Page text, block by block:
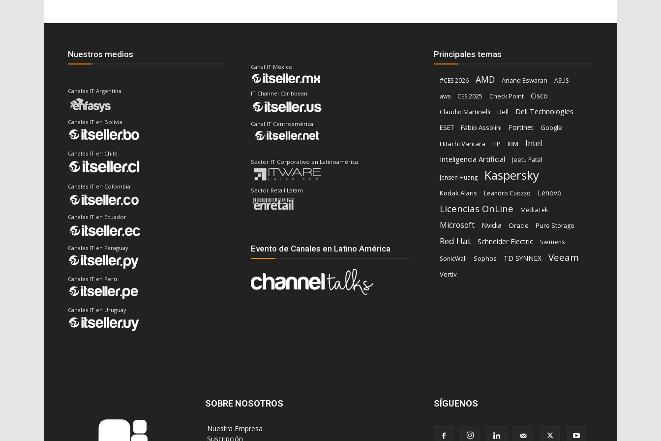
Nuestros medios
Canales IT Argentina
Canales IT en Bolivia
Canales IT en Chile
Canales IT en Colombia
Canales IT en Ecuador
Canales IT en Paraguay
Canales IT en Perú
Canales IT en Uruguay
Canal IT México
IT Channel Caribbean
Canal IT Centroamérica
Sector IT Corporativo en Latinoamérica
Sector Retail Latam
Evento de Canales en Latino América
Principales temas
#CES 2026 AMD Anand Eswaran
ASUS
aws
CES 2025 Check Point Cisco
Claudio Martinelli Dell Dell Technologies
ESET Fabio Assolini Fortinet
Google
Hitachi Vantara
HP IBM Intel
Inteligencia Artificial Jeetu Patel
Jensen Huang Kaspersky
Kodak Alaris Leandro Cuozzo Lenovo
Licencias OnLine MediaTek
Microsoft Nvidia Oracle Pure Storage
Red Hat Schneider Electric
Siemens
SonicWall
Sophos TD SYNNEX Veeam
Vertiv
SOBRE NOSOTROS
‎ Nuestra Empresa
‎ Suscripción
SÍGUENOS